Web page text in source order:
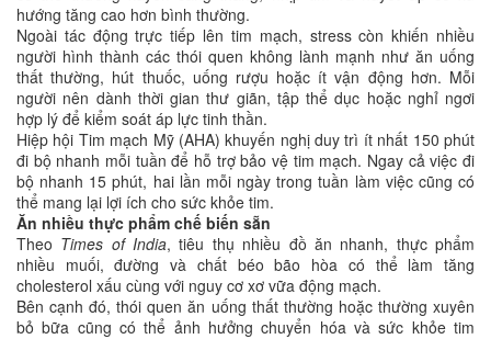
hướng tăng cao hơn bình thường.
Ngoài tác động trực tiếp lên tim mạch, stress còn khiến nhiều
người hình thành các thói quen không lành mạnh như ăn uống
thất thường, hút thuốc, uống rượu hoặc ít vận động hơn. Mỗi
người nên dành thời gian thư giãn, tập thể dục hoặc nghỉ ngơi
hợp lý để kiểm soát áp lực tinh thần.
Hiệp hội Tim mạch Mỹ (AHA) khuyến nghị duy trì ít nhất 150 phút
đi bộ nhanh mỗi tuần để hỗ trợ bảo vệ tim mạch. Ngay cả việc đi
bộ nhanh 15 phút, hai lần mỗi ngày trong tuần làm việc cũng có
thể mang lại lợi ích cho sức khỏe tim.
Ăn nhiều thực phẩm chế biến sẵn
Theo Times of India, tiêu thụ nhiều đồ ăn nhanh, thực phẩm
nhiều muối, đường và chất béo bão hòa có thể làm tăng
cholesterol xấu cùng với nguy cơ xơ vữa động mạch.
Bên cạnh đó, thói quen ăn uống thất thường hoặc thường xuyên
bỏ bữa cũng có thể ảnh hưởng chuyển hóa và sức khỏe tim